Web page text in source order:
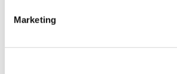
Marketing
lide...